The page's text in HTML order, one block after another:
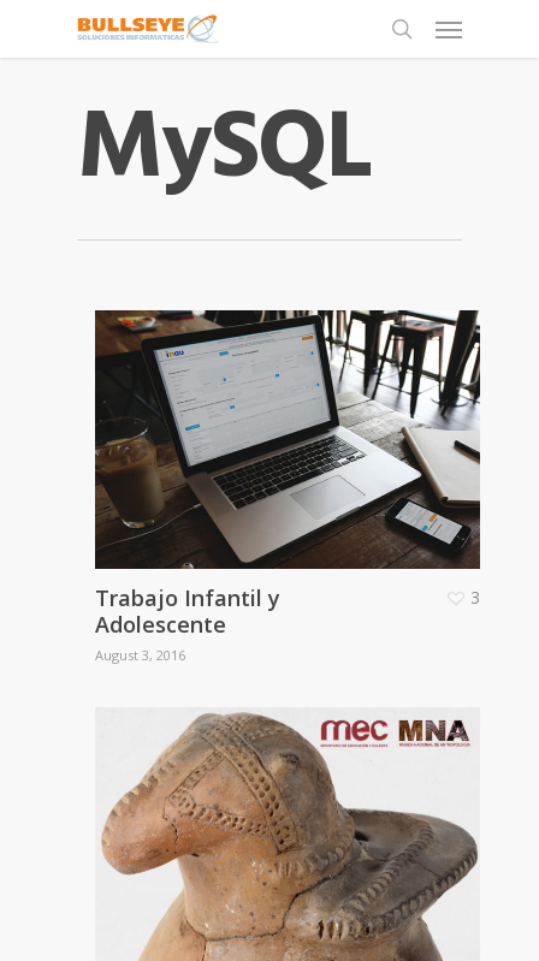
MySQL
Trabajo Infantil y
Adolescente
August 3, 2016
3